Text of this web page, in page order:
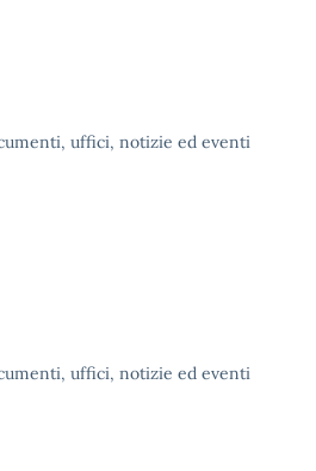
uffici, notizie ed eventi
uffici, notizie ed eventi